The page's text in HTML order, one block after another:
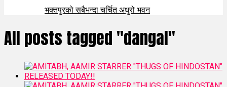
भक्तपुरको सबैभन्दा चर्चित अधुरो भवन
All posts tagged "dangal"